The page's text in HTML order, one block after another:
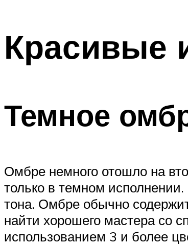
Красивые
Темное
Омбре немного отошло на
только в темном
тона. Омбре обычно
найти хорошего мастера со
использованием 3 и более